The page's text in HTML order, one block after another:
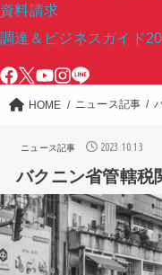
資料請求
調達＆ビジネスガイド
HOME ニュース記事
ニュース記事 2023.10.13
バクニン省管轄税